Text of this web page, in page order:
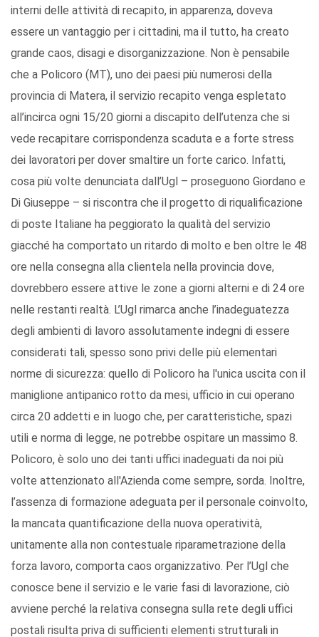
interni delle attività di recapito, in apparenza, doveva
essere un vantaggio per i cittadini, ma il tutto, ha creato
grande caos, disagi e disorganizzazione. Non è pensabile
che a Policoro (MT), uno dei paesi più numerosi della
provincia di Matera, il servizio recapito venga espletato
all’incirca ogni 15/20 giorni a discapito dell’utenza che si
vede recapitare corrispondenza scaduta e a forte stress
dei lavoratori per dover smaltire un forte carico. Infatti,
cosa più volte denunciata dall’Ugl – proseguono Giordano e
Di Giuseppe – si riscontra che il progetto di riqualificazione
di poste Italiane ha peggiorato la qualità del servizio
giacché ha comportato un ritardo di molto e ben oltre le 48
ore nella consegna alla clientela nella provincia dove,
dovrebbero essere attive le zone a giorni alterni e di 24 ore
nelle restanti realtà. L’Ugl rimarca anche l’inadeguatezza
degli ambienti di lavoro assolutamente indegni di essere
considerati tali, spesso sono privi delle più elementari
norme di sicurezza: quello di Policoro ha l'unica uscita con il
maniglione antipanico rotto da mesi, ufficio in cui operano
circa 20 addetti e in luogo che, per caratteristiche, spazi
utili e norma di legge, ne potrebbe ospitare un massimo 8.
Policoro, è solo uno dei tanti uffici inadeguati da noi più
volte attenzionato all'Azienda come sempre, sorda. Inoltre,
l’assenza di formazione adeguata per il personale coinvolto,
la mancata quantificazione della nuova operatività,
unitamente alla non contestuale riparametrazione della
forza lavoro, comporta caos organizzativo. Per l’Ugl che
conosce bene il servizio e le varie fasi di lavorazione, ciò
avviene perché la relativa consegna sulla rete degli uffici
postali risulta priva di sufficienti elementi strutturali in